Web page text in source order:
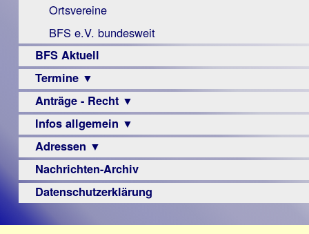
Ortsvereine
BFS e.V. bundesweit
BFS Aktuell
Termine ▼
Veranstaltungsprogramme
Anträge - Recht ▼
Archiv
Urteile
Infos allgemein ▼
Sehbehinderung
Frühförderung
Schule
–
Adressen ▼
Augenoptiker
Berufsbildungswerke
Nachrichten-Archiv
Datenschutzerklärung